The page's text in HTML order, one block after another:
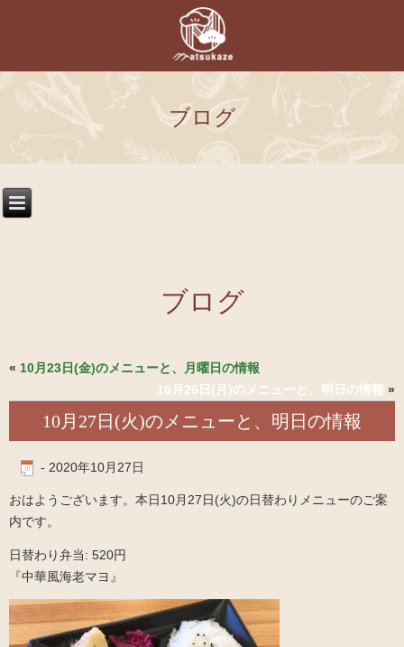
ブログ
ブログ
« 10月23日(金)のメニューと、月曜日の情報
10月26日(月)のメニューと、明日の情報 »
10月27日(火)のメニューと、明日の情報
- 2020年10月27日
おはようございます。本日10月27日(火)の日替わりメニューのご案
内です。
日替わり弁当: 520円
『中華風海老マヨ』